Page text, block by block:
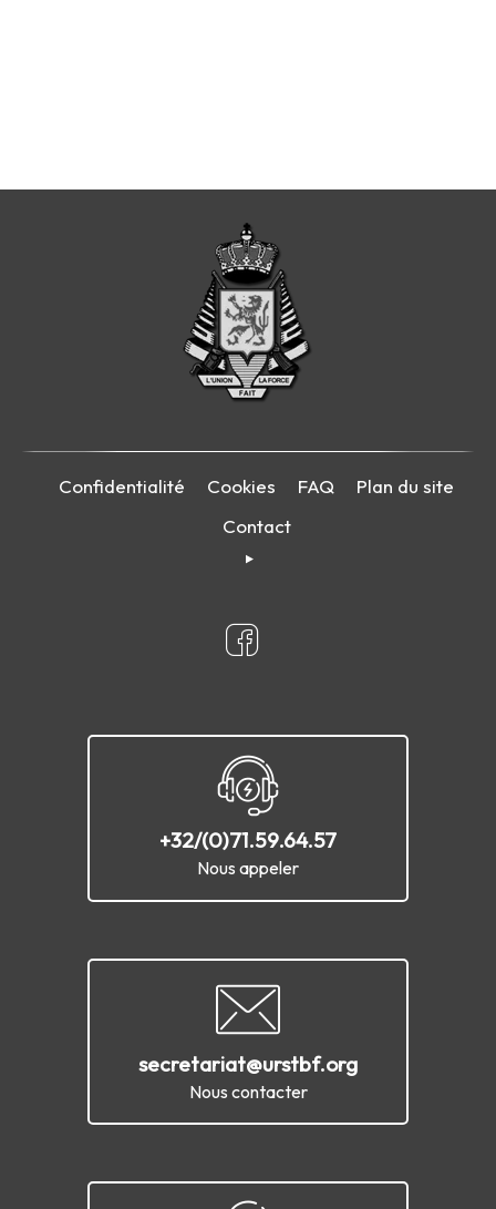
Confidentialité Cookies FAQ
Plan du site
Contact
+32/(0)71.59.64.57
Nous appeler
secretariat@urstbf.org
Nous contacter